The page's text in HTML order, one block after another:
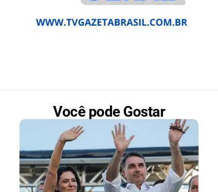
Você pode Gostar